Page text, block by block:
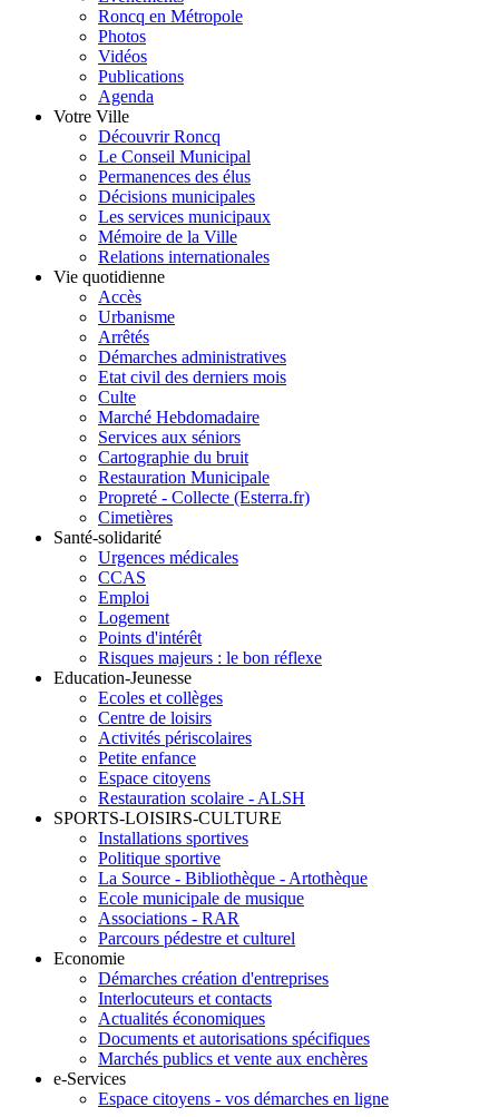
Roncq en Métropole
Photos
Vidéos
Publications
Agenda
Votre Ville
Découvrir Roncq
Le Conseil Municipal
Permanences des élus
Décisions municipales
Les services municipaux
Mémoire de la Ville
Relations internationales
Vie quotidienne
Accès
Urbanisme
Arrêtés
Démarches administratives
Etat civil des derniers mois
Culte
Marché Hebdomadaire
Services aux séniors
Cartographie du bruit
Restauration Municipale
Propreté - Collecte (Esterra.fr)
Cimetières
Santé-solidarité
Urgences médicales
CCAS
Emploi
Logement
Points d'intérêt
Risques majeurs : le bon réflexe
Education-Jeunesse
Ecoles et collèges
Centre de loisirs
Activités périscolaires
Petite enfance
Espace citoyens
Restauration scolaire - ALSH
SPORTS-LOISIRS-CULTURE
Installations sportives
Politique sportive
La Source - Bibliothèque - Artothèque
Ecole municipale de musique
Associations - RAR
Parcours pédestre et culturel
Economie
Démarches création d'entreprises
Interlocuteurs et contacts
Actualités économiques
Documents et autorisations spécifiques
Marchés publics et vente aux enchères
e-Services
Espace citoyens - vos démarches en ligne